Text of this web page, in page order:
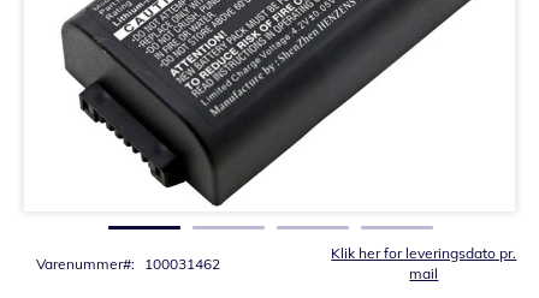
Klik her for leveringsdato pr.
mail
Varenummer 100031462
billedgalleriet